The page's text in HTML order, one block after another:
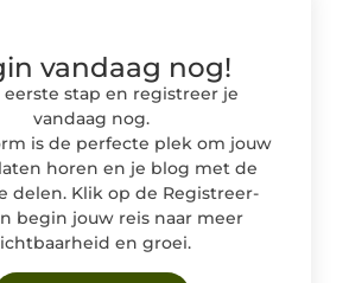
vandaag nog!
eerste stap en registreer je
vandaag nog.
is de perfecte plek om jouw
horen en je blog met de
delen. Klik op de Registreer-
begin jouw reis naar meer
en groei.